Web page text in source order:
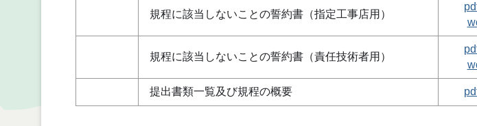
規程に該当しないことの誓約書（指定工事店用）
規程に該当しないことの誓約書（責任技術者用）
提出書類一覧及び規程の概要